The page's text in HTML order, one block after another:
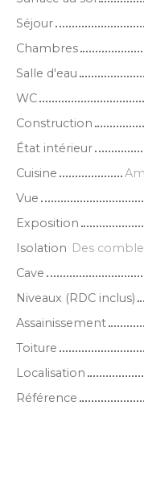
Séjour
Chambres
Salle d'eau
WC
Construction
État intérieur
Cuisine
Vue
Exposition
Isolation
Cave
Niveaux (RDC inclus)
Assainissement
Toiture
Localisation
Référence